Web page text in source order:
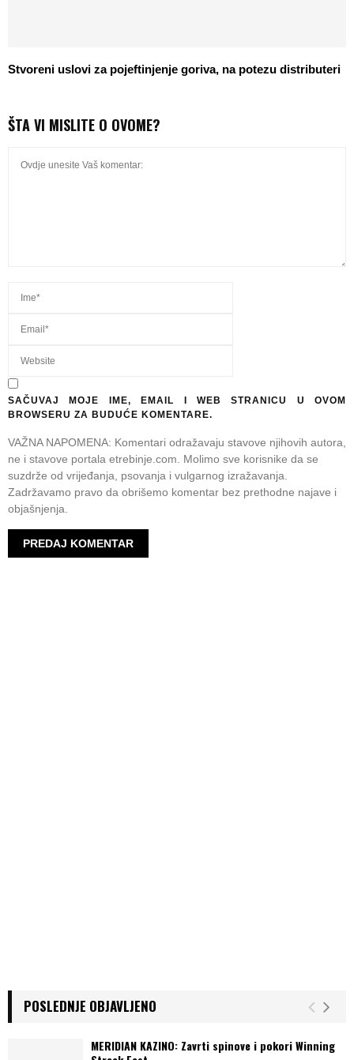
Stvoreni uslovi za pojeftinjenje goriva, na potezu distributeri
ŠTA VI MISLITE O OVOME?
SAČUVAJ MOJE IME, EMAIL I WEB STRANICU U OVOM
BROWSERU ZA BUDUĆE KOMENTARE.
VAŽNA NAPOMENA: Komentari odražavaju stavove njihovih autora,
ne i stavove portala etrebinje.com. Molimo sve korisnike da se
suzdrže od vrijeđanja, psovanja i vulgarnog izražavanja.
Zadržavamo pravo da obrišemo komentar bez prethodne najave i
objašnjenja.
POSLEDNJE OBJAVLJENO
MERIDIAN KAZINO: Zavrti spinove i pokori Winning